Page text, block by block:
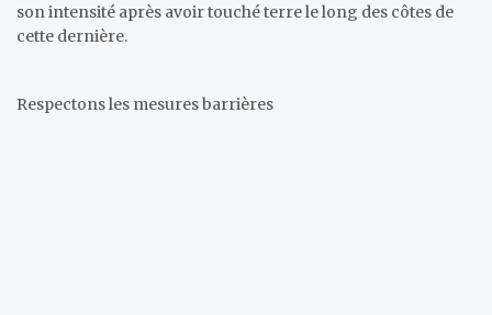
son intensité après avoir touché terre le long des côtes de
cette dernière.
Respectons les mesures barrières